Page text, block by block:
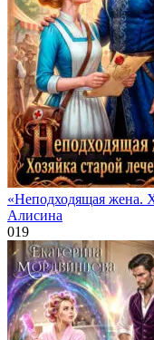
«Неподходящая жена.
Алисина
019